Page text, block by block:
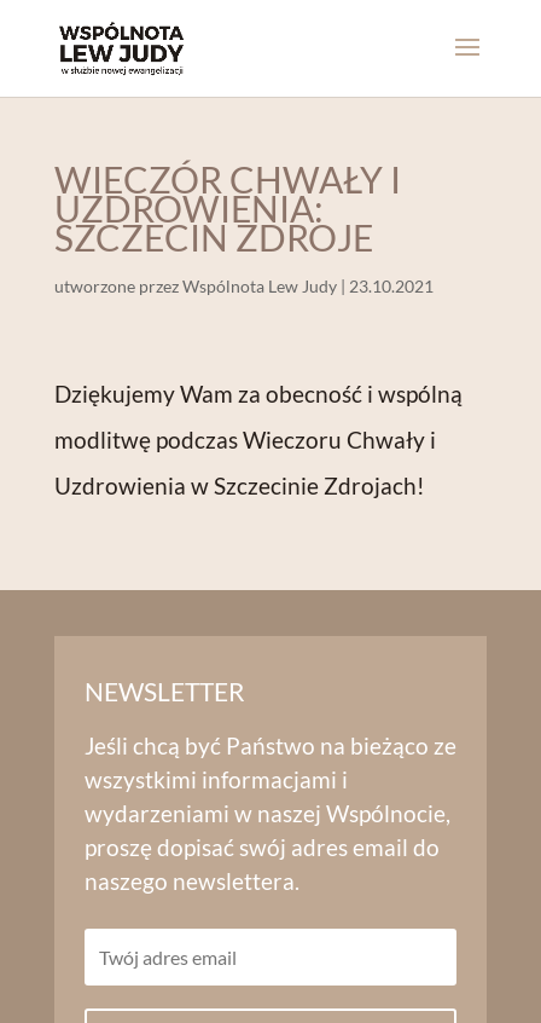
WIECZÓR CHWAŁY I
UZDROWIENIA:
SZCZECIN ZDROJE
utworzone przezWspólnota Lew Judy| 23.10.2021
Dziękujemy Wam za obecność i wspólną
modlitwę podczas Wieczoru Chwały i
Uzdrowienia w Szczecinie Zdrojach!
NEWSLETTER
Jeśli chcą być Państwo na bieżąco ze
wszystkimi informacjami i
wydarzeniami w naszej Wspólnocie,
proszę dopisać swój adres email do
naszego newslettera.